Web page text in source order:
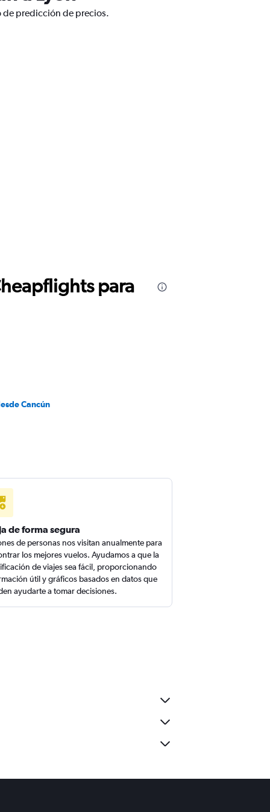
de predicción de precios.
para
Cancún
de forma segura
de personas nos visitan anualmente para
los mejores vuelos. Ayudamos a que la
de viajes sea fácil, proporcionando
útil y gráficos basados en datos que
ayudarte a tomar decisiones.